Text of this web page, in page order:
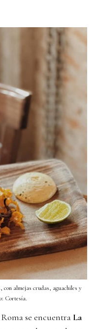
con almejas crudas, aguachiles y
Cortesía.
se encuentra La